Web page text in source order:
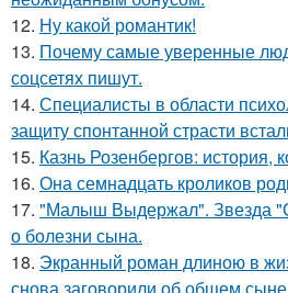
12. Ну какой романтик!
13. Почему самые уверенные
соцсетях пишут.
14. Специалисты в области
защиту спонтанной страсти
15. Казнь Розенбергов: история,
16. Она семнадцать кроликов
17. "Малыш Выдержал". Звезда
о болезни сына.
18. Экранный роман длиною в